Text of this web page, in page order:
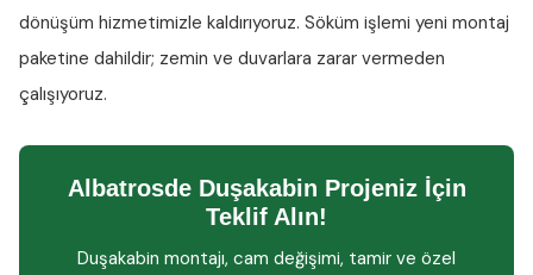
dönüşüm hizmetimizle kaldırıyoruz. Söküm işlemi yeni montaj
paketine dahildir; zemin ve duvarlara zarar vermeden
çalışıyoruz.
Albatrosde Duşakabin Projeniz İçin
Teklif Alın!
Duşakabin montajı, cam değişimi, tamir ve özel